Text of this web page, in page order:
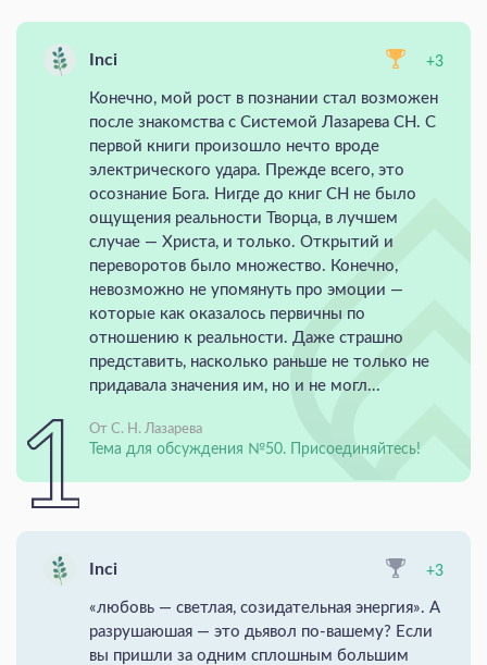
Inci +3
Конечно, мой рост в познании стал возможен
после знакомства с Системой Лазарева СН. С
первой книги произошло нечто вроде
электрического удара. Прежде всего, это
осознание Бога. Нигде до книг СН не было
ощущения реальности Творца, в лучшем
случае — Христа, и только. Открытий и
переворотов было множество. Конечно,
невозможно не упомянуть про эмоции —
которые как оказалось первичны по
отношению к реальности. Даже страшно
представить, насколько раньше не только не
придавала значения им, но и не могл...
От С. Н. Лазарева
Тема для обсуждения №50. Присоединяйтесь!
Inci +3
«любовь — светлая, созидательная энергия». А
разрушаюшая — это дьявол по-вашему? Если
вы пришли за одним сплошным большим